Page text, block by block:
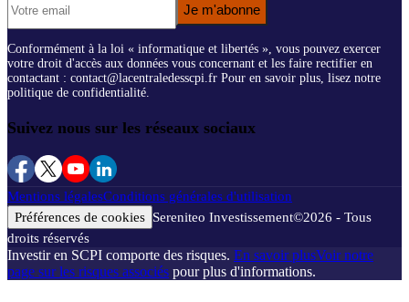
Je m'abonne
Conformément à la loi « informatique et libertés », vous pouvez exercer
votre droit d'accès aux données vous concernant et les faire rectifier en
contactant : contact@lacentraledesscpi.fr Pour en savoir plus, lisez notre
politique de confidentialité.
Suivez nous sur les réseaux sociaux
Mentions légalesConditions générales d'utilisation
Préférences de cookies Sereniteo Investissement©2026 - Tous
droits réservés
Investir en SCPI comporte des risques. En savoir plusVoir notre
page sur les risques associés pour plus d'informations.